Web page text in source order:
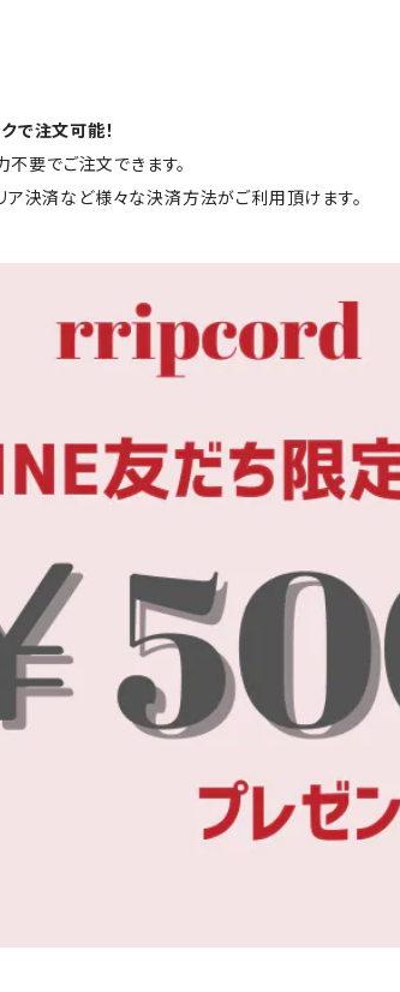
で注文可能！
要でご注文できます。
ア決済など様々な決済方法がご利用頂けます。